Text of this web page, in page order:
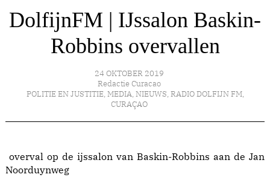
DolfijnFM | IJssalon Baskin-
Robbins overvallen
24 OKTOBER 2019
Redactie Curacao
POLITIE EN JUSTITIE, MEDIA, NIEUWS, RADIO DOLFIJN FM,
CURAÇAO
overval op de ijssalon van Baskin-Robbins aan de Jan
Noorduynweg